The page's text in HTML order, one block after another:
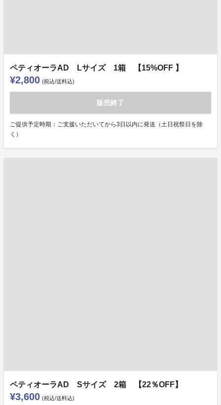
ペティオーラAD Lサイズ 1箱 【15%OFF 】
¥2,800 (税込/送料込)
販売終了
ご提供予定時期：ご支援いただいてから3日以内に発送（土日祝祭日を除
く）
ペティオーラAD Sサイズ 2箱 【22％OFF】
¥3,600 (税込/送料込)